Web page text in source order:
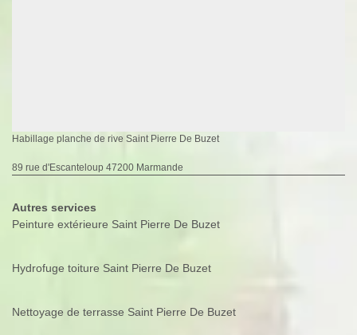
Habillage planche de rive Saint Pierre De Buzet
89 rue d'Escanteloup 47200 Marmande
Autres services
Peinture extérieure Saint Pierre De Buzet
Hydrofuge toiture Saint Pierre De Buzet
Nettoyage de terrasse Saint Pierre De Buzet